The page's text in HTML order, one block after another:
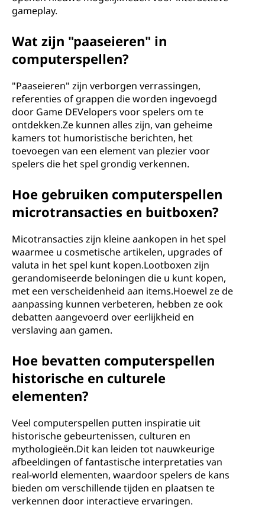
gameplay.
Wat zijn "paaseieren" in
computerspellen?
"Paaseieren" zijn verborgen verrassingen,
referenties of grappen die worden ingevoegd
door Game DEVelopers voor spelers om te
ontdekken.Ze kunnen alles zijn, van geheime
kamers tot humoristische berichten, het
toevoegen van een element van plezier voor
spelers die het spel grondig verkennen.
Hoe gebruiken computerspellen
microtransacties en buitboxen?
Micotransacties zijn kleine aankopen in het spel
waarmee u cosmetische artikelen, upgrades of
valuta in het spel kunt kopen.Lootboxen zijn
gerandomiseerde beloningen die u kunt kopen,
met een verscheidenheid aan items.Hoewel ze de
aanpassing kunnen verbeteren, hebben ze ook
debatten aangevoerd over eerlijkheid en
verslaving aan gamen.
Hoe bevatten computerspellen
historische en culturele
elementen?
Veel computerspellen putten inspiratie uit
historische gebeurtenissen, culturen en
mythologieën.Dit kan leiden tot nauwkeurige
afbeeldingen of fantastische interpretaties van
real-world elementen, waardoor spelers de kans
bieden om verschillende tijden en plaatsen te
verkennen door interactieve ervaringen.